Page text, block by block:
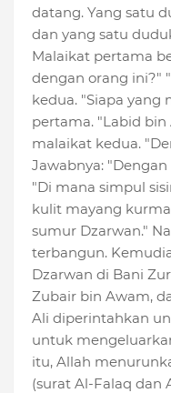
datang. Yang satu
dan yang satu
Malaikat pertama
dengan orang ini?"
kedua. "Siapa yang
pertama. "Labid bin
malaikat kedua.
Jawabnya:
"Di mana simpul
kulit mayang
sumur Dzarwan."
terbangun.
Dzarwan di Bani
Zubair bin Awam,
Ali diperintahkan
untuk
itu, Allah
(surat Al-Falaq dan